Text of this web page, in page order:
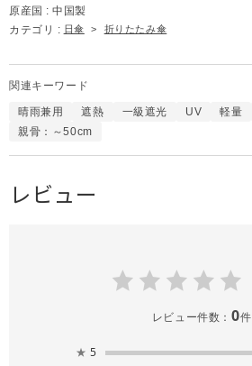
原産国 : 中国製
カテゴリ : 日傘 > 折りたたみ傘
関連キーワード
晴雨兼用 遮熱 一級遮光 UV 軽量
親骨：～50cm
レビュー
レビュー件数： 0件
★ 5